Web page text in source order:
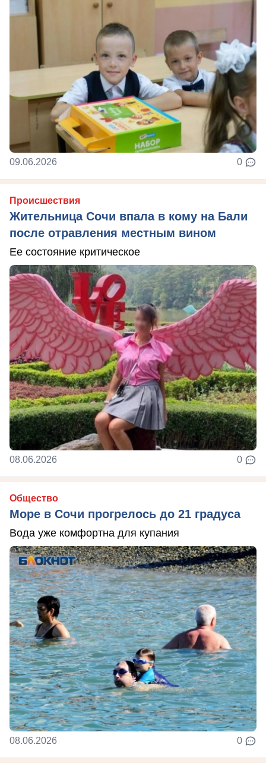
09.06.2026 0
Происшествия
Жительница Сочи впала в кому на Бали
после отравления местным вином
Ее состояние критическое
08.06.2026 0
Общество
Море в Сочи прогрелось до 21 градуса
Вода уже комфортна для купания
08.06.2026 0